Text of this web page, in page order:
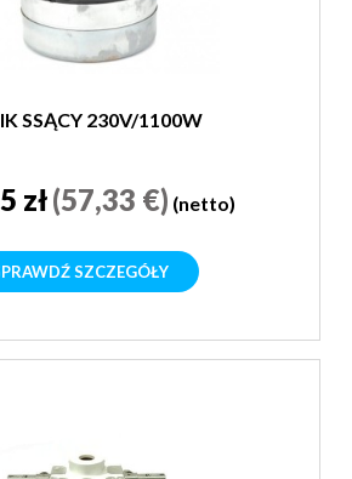
SSĄCY 230V/1100W
zł(57,33 €) (netto)
SZCZEGÓŁY